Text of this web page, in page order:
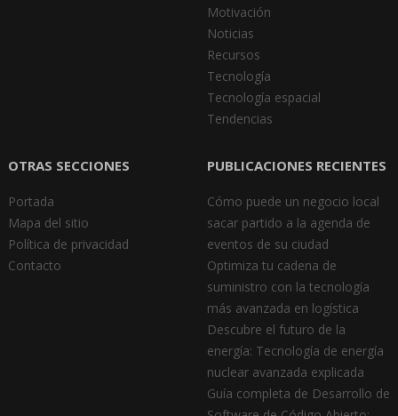
Motivación
Noticias
Recursos
Tecnología
Tecnología espacial
Tendencias
OTRAS SECCIONES
Portada
Mapa del sitio
Política de privacidad
Contacto
PUBLICACIONES RECIENTES
Cómo puede un negocio local
sacar partido a la agenda de
eventos de su ciudad
Optimiza tu cadena de
suministro con la tecnología
más avanzada en logística
Descubre el futuro de la
energía: Tecnología de energía
nuclear avanzada explicada
Guía completa de Desarrollo de